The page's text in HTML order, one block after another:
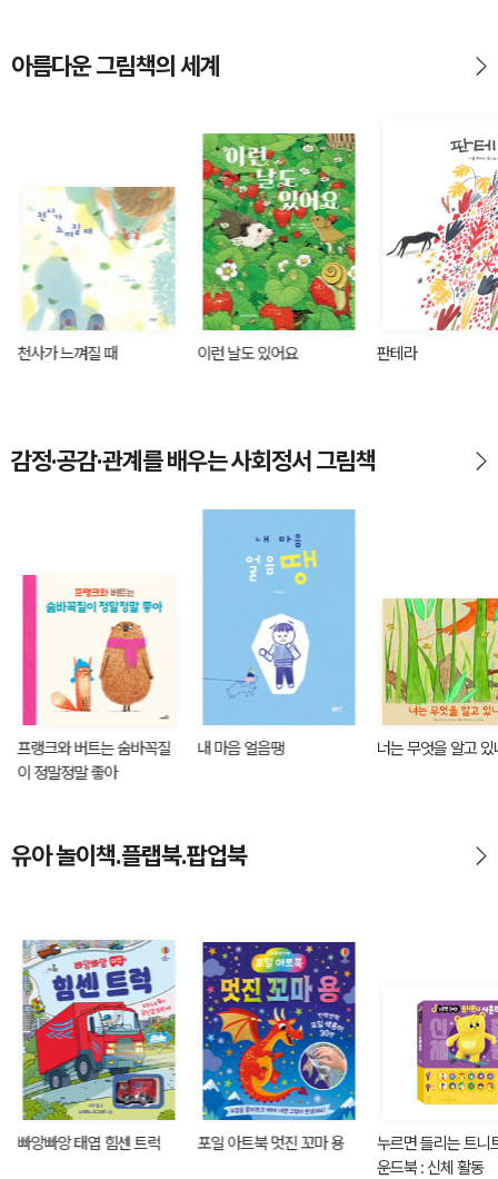
아름다운 그림책의 세계
천사가 느껴질 때 이런 날도 있어요 판테라
감정·공감·관계를 배우는 사회정서 그림책
프랭크와 버트는 숨바꼭질
이 정말정말 좋아
내 마음 얼음땡 너는 무엇을 알고 있
유아 놀이책.플랩북.팝업북
빠앙빠앙 태엽 힘센 트럭 포일 아트북 멋진 꼬마 용
누르면 들리는 트니
운드북 : 신체 활동